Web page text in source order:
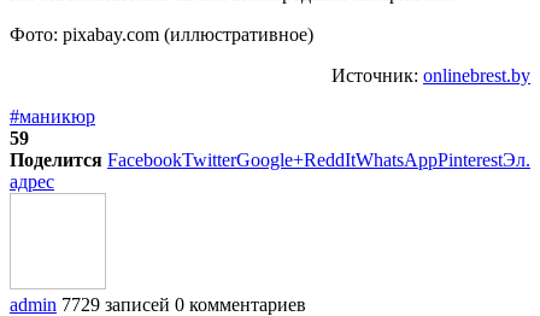
Фото: pixabay.com (иллюстративное)
Источник: onlinebrest.by
#маникюр
59
Поделится FacebookTwitterGoogle+ReddItWhatsAppPinterestЭл.
адрес
admin 7729 записей 0 комментариев